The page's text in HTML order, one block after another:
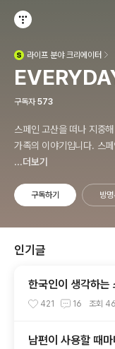
라이프분야 크리에이터
구독자 573
스페인 고산을 떠나 지중
가족의 이야기입니다. 스
공유합니다. 감사합니다.
...더보기
구독하기 방
인기글
한국인이 생각하는
과 오해
421 16 조회 46
남편이 사용할 때